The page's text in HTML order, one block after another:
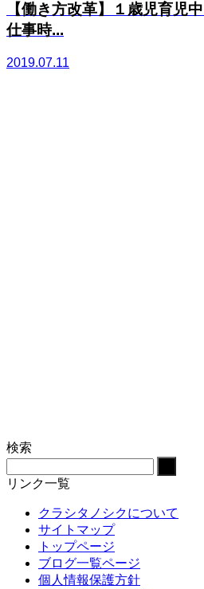
【働き方改革】１歳児育児
仕事時...
2019.07.11
検索
リンク一覧
クラシタノシクについて
サイトマップ
トップページ
ブログ一覧ページ
個人情報保護方針